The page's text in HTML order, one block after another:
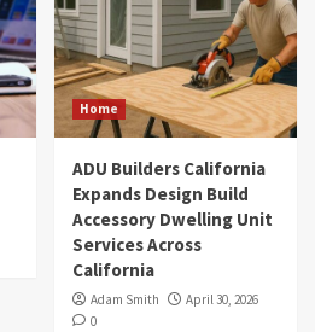
Home
ADU Builders California
Expands Design Build
Accessory Dwelling Unit
Services Across
California
Adam Smith
April 30, 2026
0